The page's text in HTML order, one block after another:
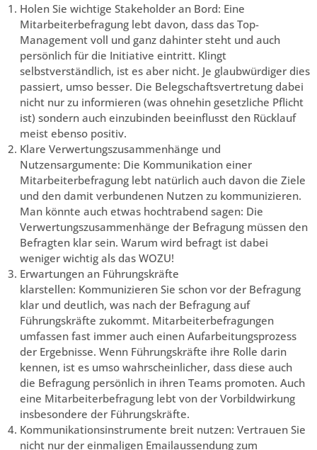
Holen Sie wichtige Stakeholder an Bord: Eine
Mitarbeiterbefragung lebt davon, dass das Top-
Management voll und ganz dahinter steht und auch
persönlich für die Initiative eintritt. Klingt
selbstverständlich, ist es aber nicht. Je glaubwürdiger dies
passiert, umso besser. Die Belegschaftsvertretung dabei
nicht nur zu informieren (was ohnehin gesetzliche Pflicht
ist) sondern auch einzubinden beeinflusst den Rücklauf
meist ebenso positiv.
Klare Verwertungszusammenhänge und
Nutzensargumente: Die Kommunikation einer
Mitarbeiterbefragung lebt natürlich auch davon die Ziele
und den damit verbundenen Nutzen zu kommunizieren.
Man könnte auch etwas hochtrabend sagen: Die
Verwertungszusammenhänge der Befragung müssen den
Befragten klar sein. Warum wird befragt ist dabei
weniger wichtig als das WOZU!
Erwartungen an Führungskräfte
klarstellen: Kommunizieren Sie schon vor der Befragung
klar und deutlich, was nach der Befragung auf
Führungskräfte zukommt. Mitarbeiterbefragungen
umfassen fast immer auch einen Aufarbeitungsprozess
der Ergebnisse. Wenn Führungskräfte ihre Rolle darin
kennen, ist es umso wahrscheinlicher, dass diese auch
die Befragung persönlich in ihren Teams promoten. Auch
eine Mitarbeiterbefragung lebt von der Vorbildwirkung
insbesondere der Führungskräfte.
Kommunikationsinstrumente breit nutzen: Vertrauen Sie
nicht nur der einmaligen Emailaussendung zum